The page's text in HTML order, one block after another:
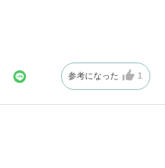
参考になった 1